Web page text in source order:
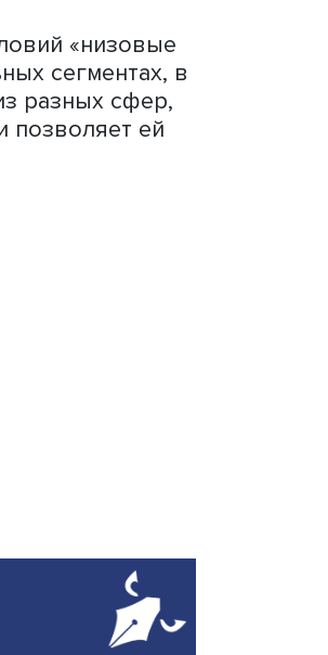
из других школ,
учителей на
выходить за
или
Его вовлеченность
практиками,
Авторитарность
и учителей, а
школьных сегментах, в
из разных сфер,
школу и позволяет ей